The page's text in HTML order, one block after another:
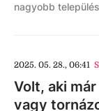
nagyobb
2025. 05. 28., 06:41
Volt, aki
vagy